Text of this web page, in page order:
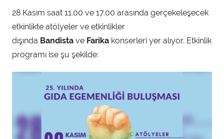
28 Kasım saat 11.00 ve 17.00 arasında gerçekeleşecek
etkinlikte atölyeler ve etkinlikler
dışında Bandista ve Farika konserleri yer alıyor. Etkinlik
programı ise şu şekilde: